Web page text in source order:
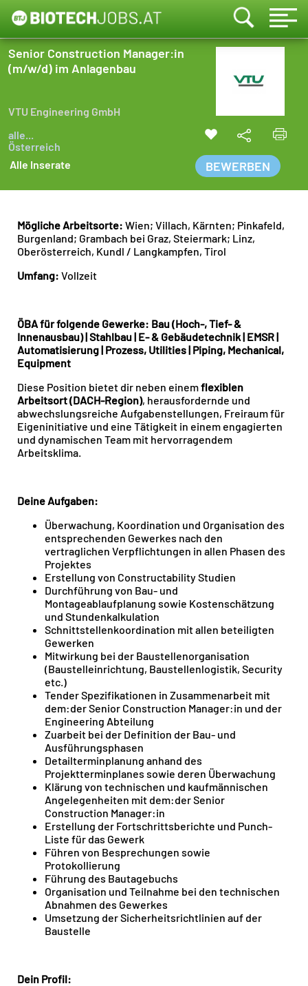
Senior Construction Manager:in
(m/w/d) im Anlagenbau
VTU Engineering GmbH
alle...
Österreich
Alle Inserate
BEWERBEN
Mögliche Arbeitsorte: Wien; Villach, Kärnten; Pinkafeld,
Burgenland; Grambach bei Graz, Steiermark; Linz,
Oberösterreich, Kundl / Langkampfen, Tirol
Umfang: Vollzeit
ÖBA für folgende Gewerke: Bau (Hoch-, Tief- &
Innenausbau) | Stahlbau | E- & Gebäudetechnik | EMSR |
Automatisierung | Prozess, Utilities | Piping, Mechanical,
Equipment
Diese Position bietet dir neben einemflexiblen
Arbeitsort (DACH-Region), herausfordernde und
abwechslungsreiche Aufgabenstellungen, Freiraum für
Eigeninitiative und eine Tätigkeit in einem engagierten
und dynamischen Team mit hervorragendem
Arbeitsklima.
Deine Aufgaben:
Überwachung, Koordination und Organisation des
entsprechenden Gewerkes nach den
vertraglichen Verpflichtungen in allen Phasen des
Projektes
Erstellung von Constructability Studien
Durchführung von Bau- und
Montageablaufplanung sowie Kostenschätzung
und Stundenkalkulation
Schnittstellenkoordination mit allen beteiligten
Gewerken
Mitwirkung bei der Baustellenorganisation
(Baustelleinrichtung, Baustellenlogistik, Security
etc.)
Tender Spezifikationen in Zusammenarbeit mit
dem:der Senior Construction Manager:in und der
Engineering Abteilung
Zuarbeit bei der Definition der Bau- und
Ausführungsphasen
Detailterminplanung anhand des
Projektterminplanes sowie deren Überwachung
Klärung von technischen und kaufmännischen
Angelegenheiten mit dem:der Senior
Construction Manager:in
Erstellung der Fortschrittsberichte und Punch-
Liste für das Gewerk
Führen von Besprechungen sowie
Protokollierung
Führung des Bautagebuchs
Organisation und Teilnahme bei den technischen
Abnahmen des Gewerkes
Umsetzung der Sicherheitsrichtlinien auf der
Baustelle
Dein Profil: